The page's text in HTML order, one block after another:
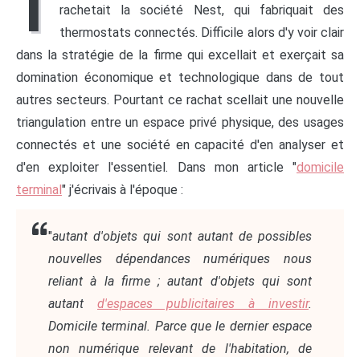
rachetait la société Nest, qui fabriquait des
thermostats connectés. Difficile alors d'y voir clair
dans la stratégie de la firme qui excellait et exerçait sa
domination économique et technologique dans de tout
autres secteurs. Pourtant ce rachat scellait une nouvelle
triangulation entre un espace privé physique, des usages
connectés et une société en capacité d'en analyser et
d'en exploiter l'essentiel. Dans mon article "domicile
terminal" j'écrivais à l'époque :
"autant d'objets qui sont autant de possibles
nouvelles dépendances numériques nous
reliant à la firme ; autant d'objets qui sont
autant d'espaces publicitaires à investir.
Domicile terminal. Parce que le dernier espace
non numérique relevant de l'habitation, de